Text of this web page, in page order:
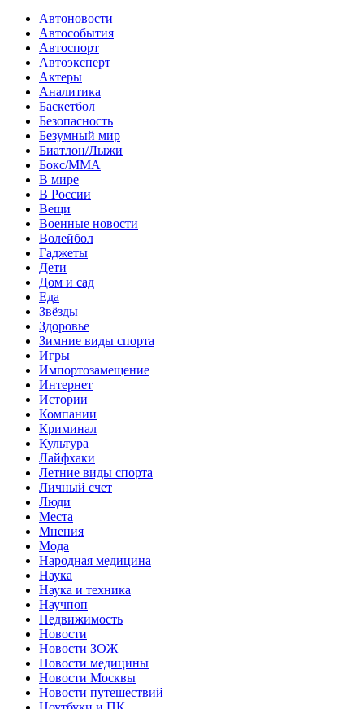
Автоновости
Автособытия
Автоспорт
Автоэксперт
Актеры
Аналитика
Баскетбол
Безопасность
Безумный мир
Биатлон/Лыжи
Бокс/MMA
В мире
В России
Вещи
Военные новости
Волейбол
Гаджеты
Дети
Дом и сад
Еда
Звёзды
Здоровье
Зимние виды спорта
Игры
Импортозамещение
Интернет
Истории
Компании
Криминал
Культура
Лайфхаки
Летние виды спорта
Личный счет
Люди
Места
Мнения
Мода
Народная медицина
Наука
Наука и техника
Научпоп
Недвижимость
Новости
Новости ЗОЖ
Новости медицины
Новости Москвы
Новости путешествий